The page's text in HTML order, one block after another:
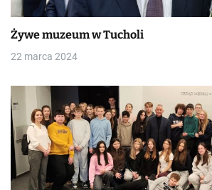
Żywe muzeum w Tucholi
22 marca 2024